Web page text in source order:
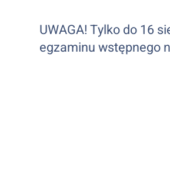
UWAGA! Tylko do 16
egzaminu wstępnego